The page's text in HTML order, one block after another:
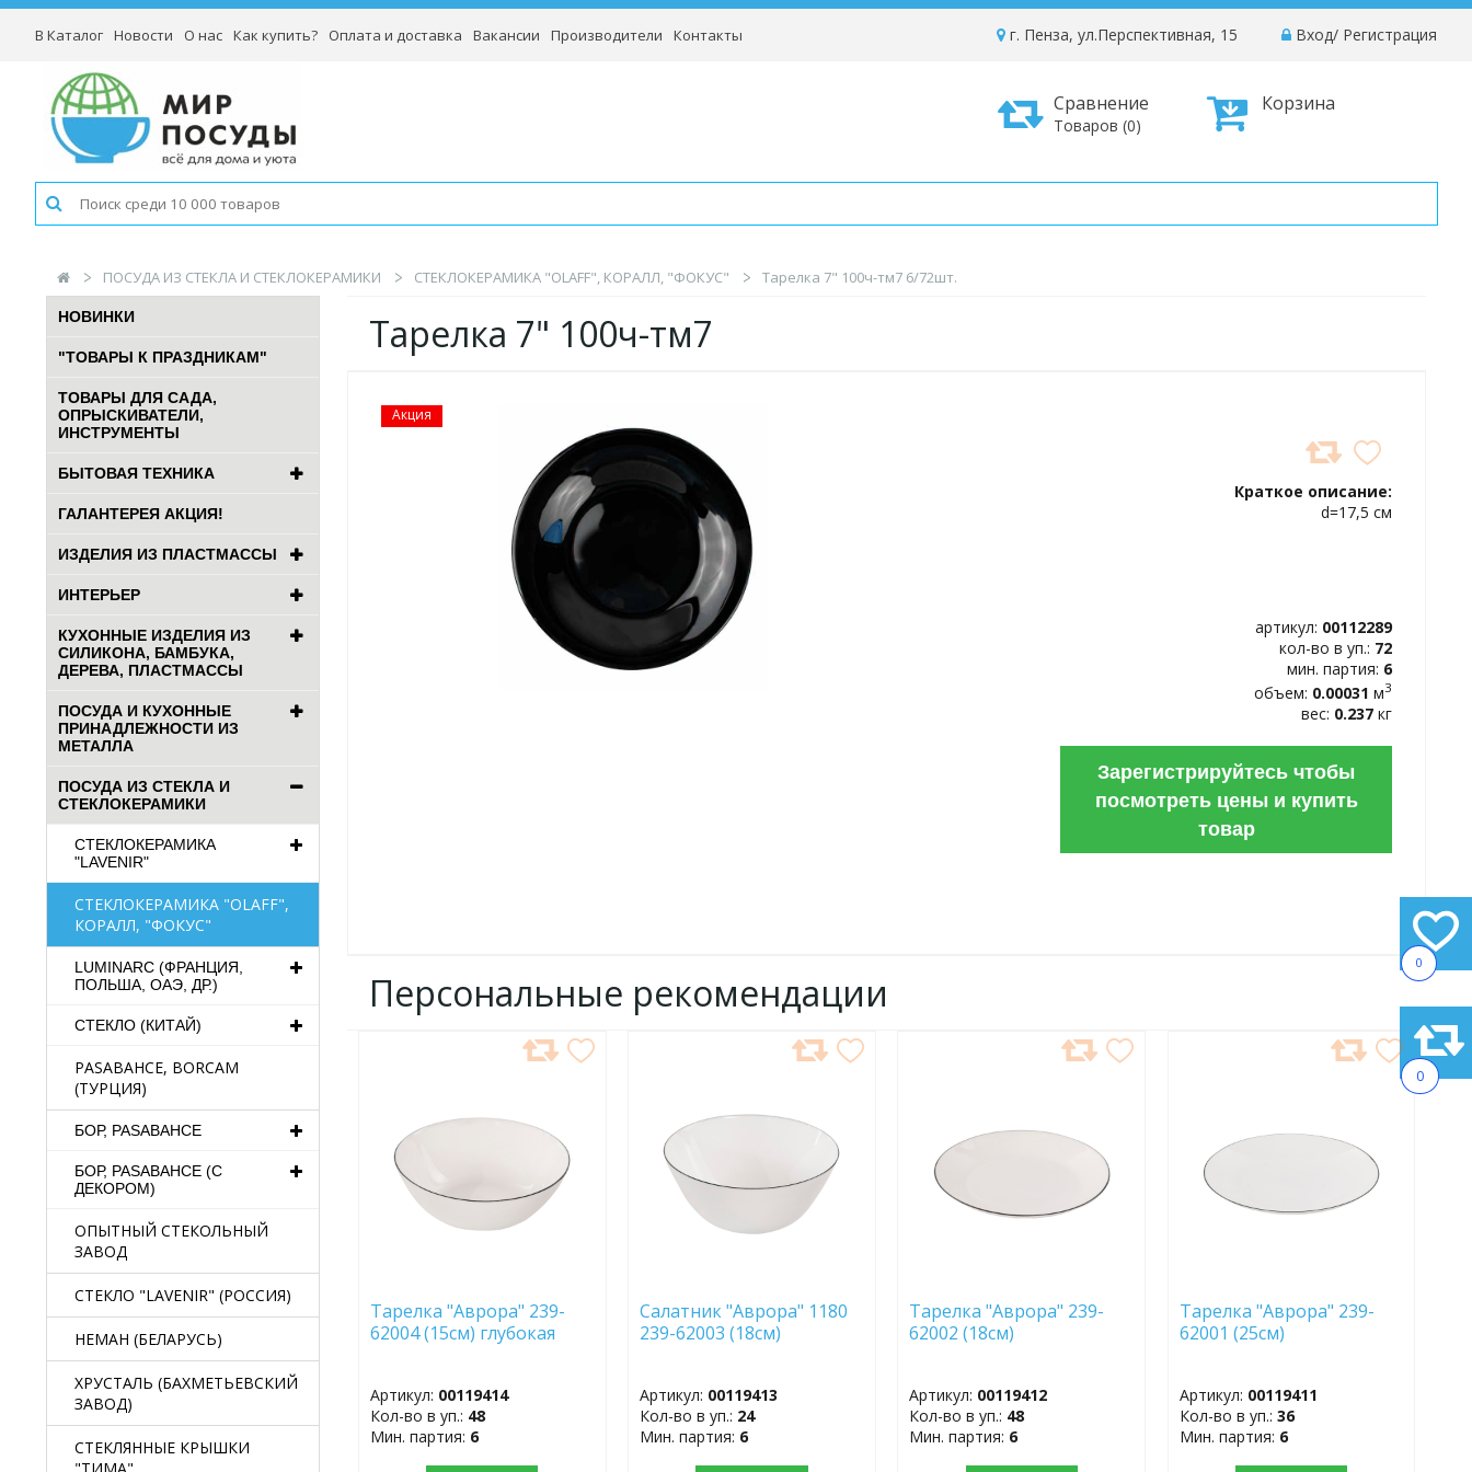
0
0
В Каталог Новости О нас Как купить? Оплата и доставка Вакансии Производители Контакты Вход/ Регистрация
г. Пенза, ул.Перспективная, 15
Корзина
Сравнение
Товаров (0)
ПОСУДА ИЗ СТЕКЛА И СТЕКЛОКЕРАМИКИ СТЕКЛОКЕРАМИКА "OLAFF", КОРАЛЛ, "ФОКУС" Тарелка 7" 100ч-тм7 6/72шт.
НОВИНКИ
"ТОВАРЫ К ПРАЗДНИКАМ"
ТОВАРЫ ДЛЯ САДА,
ОПРЫСКИВАТЕЛИ,
ИНСТРУМЕНТЫ
БЫТОВАЯ ТЕХНИКА
ГАЛАНТЕРЕЯ АКЦИЯ!
ИЗДЕЛИЯ ИЗ ПЛАСТМАССЫ
ИНТЕРЬЕР
КУХОННЫЕ ИЗДЕЛИЯ ИЗ
СИЛИКОНА, БАМБУКА,
ДЕРЕВА, ПЛАСТМАССЫ
ПОСУДА И КУХОННЫЕ
ПРИНАДЛЕЖНОСТИ ИЗ
МЕТАЛЛА
ПОСУДА ИЗ СТЕКЛА И
СТЕКЛОКЕРАМИКИ
СТЕКЛОКЕРАМИКА
"LAVENIR"
СТЕКЛОКЕРАМИКА "OLAFF",
КОРАЛЛ, "ФОКУС"
LUMINARC (ФРАНЦИЯ,
ПОЛЬША, ОАЭ, ДР.)
СТЕКЛО (КИТАЙ)
PASABAHCE, BORCAM
(ТУРЦИЯ)
БОР, PASABAHCE
БОР, PASABAHCE (С
ДЕКОРОМ)
ОПЫТНЫЙ СТЕКОЛЬНЫЙ
ЗАВОД
СТЕКЛО "LAVENIR" (РОССИЯ)
НЕМАН (БЕЛАРУСЬ)
ХРУСТАЛЬ (БАХМЕТЬЕВСКИЙ
ЗАВОД)
СТЕКЛЯННЫЕ КРЫШКИ
Тарелка 7" 100ч-тм7
Акция
Краткое описание:
d=17,5 см
артикул: 00112289
кол-во в уп.: 72
мин. партия: 6
объем: 0.00031 м3
вес: 0.237 кг
Зарегистрируйтесь чтобы
посмотреть цены и купить
товар
Персональные рекомендации
Тарелка "Аврора" 239-
62004 (15см) глубокая
Артикул: 00119414
Кол-во в уп.: 48
Мин. партия: 6
Салатник "Аврора" 1180
239-62003 (18см)
Артикул: 00119413
Кол-во в уп.: 24
Мин. партия: 6
Тарелка "Аврора" 239-
62002 (18см)
Артикул: 00119412
Кол-во в уп.: 48
Мин. партия: 6
Тарелка "Аврора" 239-
62001 (25см)
Артикул: 00119411
Кол-во в уп.: 36
Мин. партия: 6